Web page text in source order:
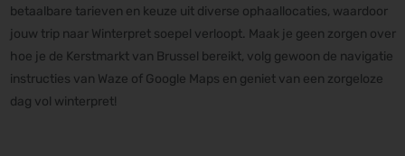
betaalbare tarieven en keuze uit diverse ophaallocaties, waardoor
jouw trip naar Winterpret soepel verloopt. Maak je geen zorgen over
hoe je de Kerstmarkt van Brussel bereikt, volg gewoon de navigatie
instructies van Waze of Google Maps en geniet van een zorgeloze
dag vol winterpret!